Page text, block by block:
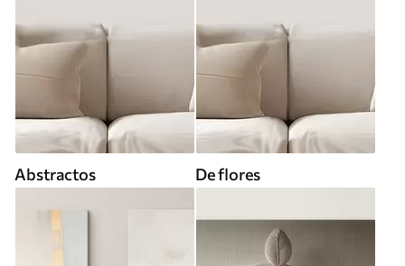
Abstractos De flores